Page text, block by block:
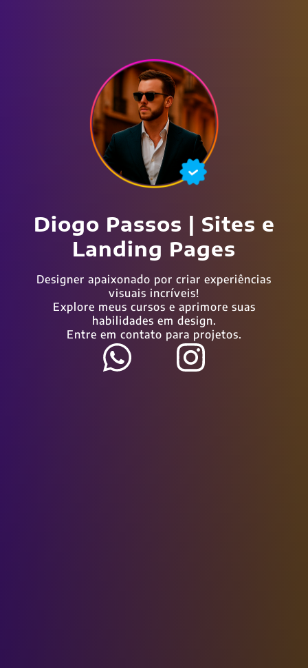
Diogo Passos | Sites e
Landing Pages
Designer apaixonado por criar experiências
visuais incríveis!
Explore meus cursos e aprimore suas
habilidades em design.
Entre em contato para projetos.